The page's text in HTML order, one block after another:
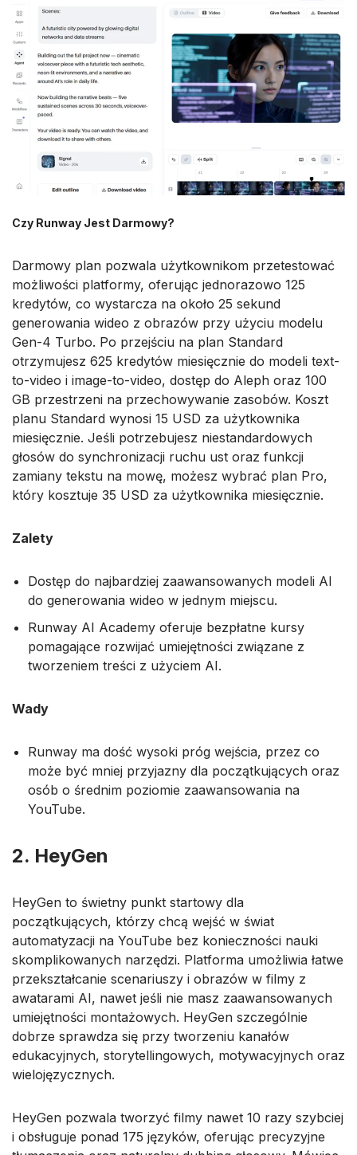
Czy Runway Jest Darmowy?
Darmowy plan pozwala użytkownikom przetestować
możliwości platformy, oferując jednorazowo 125
kredytów, co wystarcza na około 25 sekund
generowania wideo z obrazów przy użyciu modelu
Gen-4 Turbo. Po przejściu na plan Standard
otrzymujesz 625 kredytów miesięcznie do modeli text-
to-video i image-to-video, dostęp do Aleph oraz 100
GB przestrzeni na przechowywanie zasobów. Koszt
planu Standard wynosi 15 USD za użytkownika
miesięcznie. Jeśli potrzebujesz niestandardowych
głosów do synchronizacji ruchu ust oraz funkcji
zamiany tekstu na mowę, możesz wybrać plan Pro,
który kosztuje 35 USD za użytkownika miesięcznie.
Zalety
Dostęp do najbardziej zaawansowanych modeli AI
do generowania wideo w jednym miejscu.
Runway AI Academy oferuje bezpłatne kursy
pomagające rozwijać umiejętności związane z
tworzeniem treści z użyciem AI.
Wady
Runway ma dość wysoki próg wejścia, przez co
może być mniej przyjazny dla początkujących oraz
osób o średnim poziomie zaawansowania na
YouTube.
2. HeyGen
HeyGen to świetny punkt startowy dla
początkujących, którzy chcą wejść w świat
automatyzacji na YouTube bez konieczności nauki
skomplikowanych narzędzi. Platforma umożliwia łatwe
przekształcanie scenariuszy i obrazów w filmy z
awatarami AI, nawet jeśli nie masz zaawansowanych
umiejętności montażowych. HeyGen szczególnie
dobrze sprawdza się przy tworzeniu kanałów
edukacyjnych, storytellingowych, motywacyjnych oraz
wielojęzycznych.
HeyGen pozwala tworzyć filmy nawet 10 razy szybciej
i obsługuje ponad 175 języków, oferując precyzyjne